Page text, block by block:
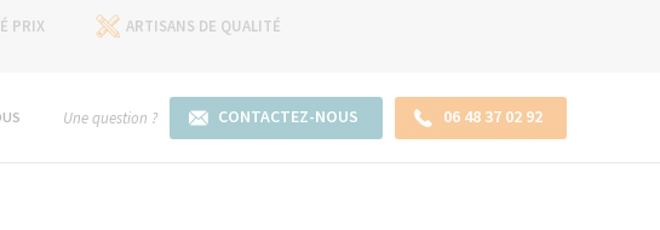
PRIX
ARTISANS DE QUALITÉ
Une question ? CONTACTEZ-NOUS 06 48 37 02 92